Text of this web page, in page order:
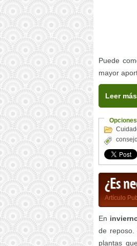
Puede
mayor
Leer
¿Es
Artículo
En
de reposo.
plantas